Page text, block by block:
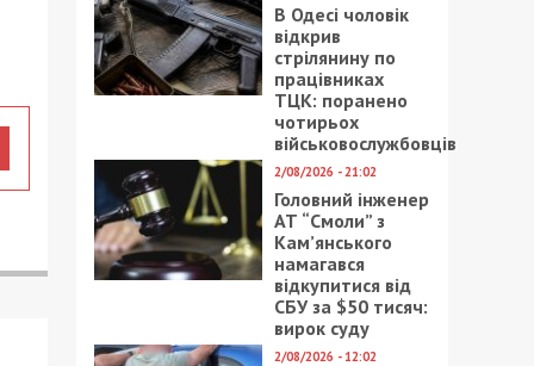
В Одесі чоловік
відкрив
стрілянину по
працівниках
ТЦК: поранено
чотирьох
військовослужбовців
2/08/2026 - 21:02
Головний інженер
АТ “Смоли” з
Кам’янського
намагався
відкупитися від
СБУ за $50 тисяч:
вирок суду
2/08/2026 - 12:02